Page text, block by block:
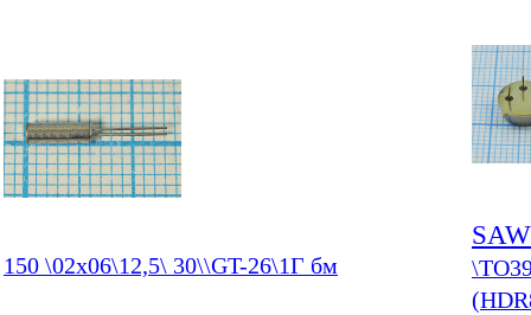
150 \02x06\12,5\ 30\\GT-26\1Г бм